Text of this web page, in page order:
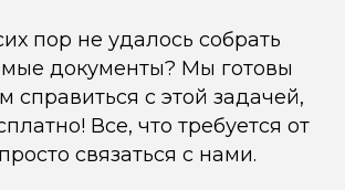
пор не удалось собрать
документы? Мы готовы
справиться с этой задачей,
Все, что требуется от
связаться с нами.